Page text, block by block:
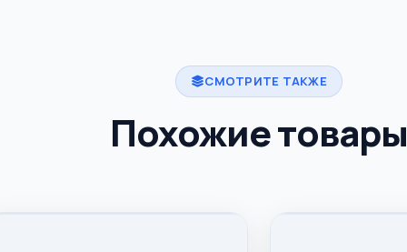
СМОТРИТЕ ТАКЖЕ
Похожие товары